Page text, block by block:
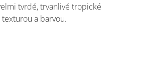
tvrdé, trvanlivé tropické
a barvou.